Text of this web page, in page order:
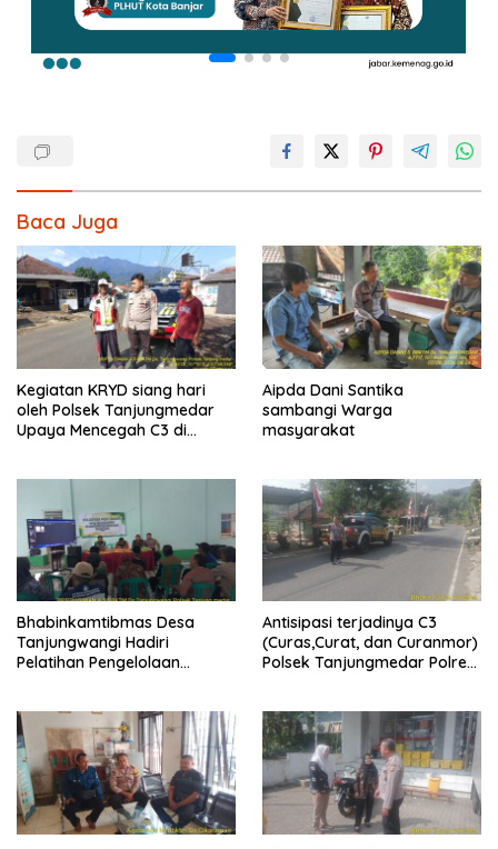
Baca Juga
Kegiatan KRYD siang hari
oleh Polsek Tanjungmedar
Upaya Mencegah C3 di
Aipda Dani Santika
sambangi Warga
masyarakat
Bhabinkamtibmas Desa
Tanjungwangi Hadiri
Pelatihan Pengelolaan
Antisipasi terjadinya C3
(Curas,Curat, dan Curanmor)
Polsek Tanjungmedar Polres
hari